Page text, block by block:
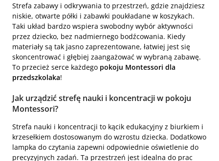
Strefa zabawy i odkrywania to przestrzeń, gdzie znajdziesz
niskie, otwarte półki i zabawki poukładane w koszykach.
Taki układ bardzo wspiera swobodny wybór aktywności
przez dziecko, bez nadmiernego bodźcowania. Kiedy
materiały są tak jasno zaprezentowane, łatwiej jest się
skoncentrować i głębiej zaangażować w wybraną zabawę.
To przecież serce każdego pokoju Montessori dla
przedszkolaka!
Jak urządzić strefę nauki i koncentracji w pokoju
Montessori?
Strefa nauki i koncentracji to kącik edukacyjny z biurkiem i
krzesełkiem dostosowanym do wzrostu dziecka. Dodatkowo
lampka do czytania zapewni odpowiednie oświetlenie do
precyzyjnych zadań. Ta przestrzeń jest idealna do prac